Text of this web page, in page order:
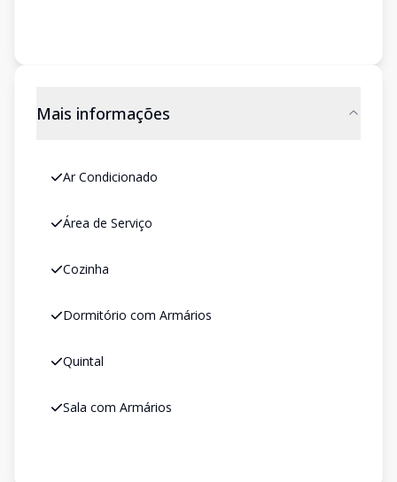
Mais informações
Ar Condicionado
Área de Serviço
Cozinha
Dormitório com Armários
Quintal
Sala com Armários